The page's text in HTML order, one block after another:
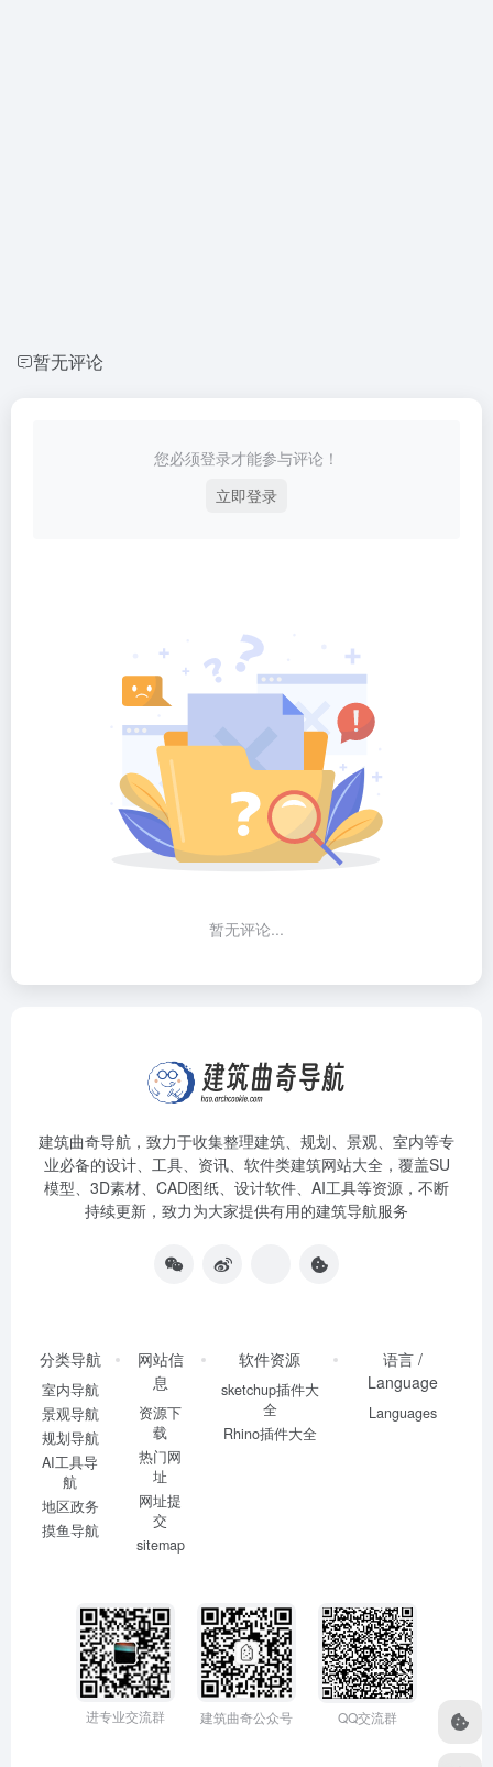
暂无评论
您必须登录才能参与评论！
立即登录
暂无评论...
建筑曲奇导航 ，致力于收集整理建筑、规划、景观、室内等专
业必备的设计、工具、资讯、软件类建筑网站大全，覆盖SU
模型、3D素材、CAD图纸、设计软件、AI工具等资源，不断
持续更新，致力为大家提供有用的建筑导航服务
分类导航
室内导航
景观导航
规划导航
AI工具导
航
地区政务
摸鱼导航
网站信
息
资源下
载
热门网
址
网址提
交
sitemap
软件资源
sketchup插件大
全
Rhino插件大全
语言 /
Language
Languages
进专业交流群 建筑曲奇公众号 QQ交流群